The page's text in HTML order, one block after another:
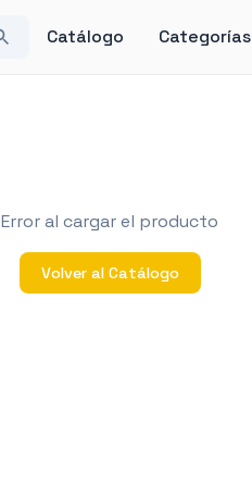
Catálogo Categorías
Error al cargar el producto
Volver al Catálogo